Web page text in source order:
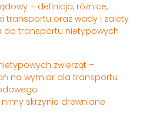
– definicja, różnice,
transportu oraz wady i zalety
zwierząt –
na wymiar dla transportu